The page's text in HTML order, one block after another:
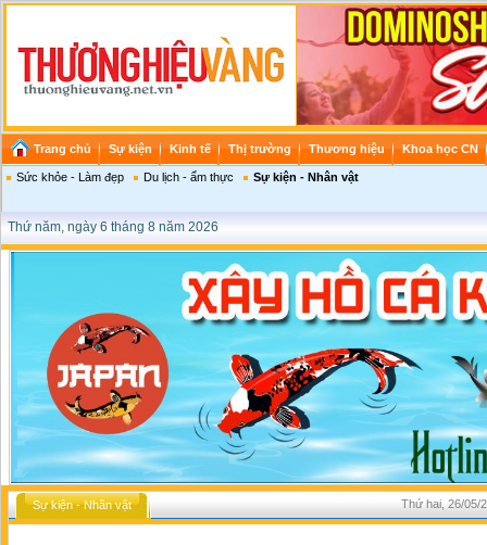
Trang chủ Sự kiện Kinh tế Thị trường Thương hiệu Khoa học CN
Sức khỏe - Làm đẹp Du lịch - ẩm thực Sự kiện - Nhân vật
Thứ năm, ngày 6 tháng 8 năm 2026
Sự kiện - Nhân vật Thứ hai, 26/05/